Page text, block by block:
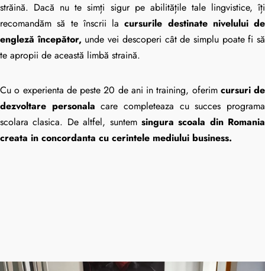
străină. Dacă nu te simți sigur pe abilitățile tale lingvistice, îți
recomandăm să te înscrii lacursurile destinate nivelului de
engleză începător, unde vei descoperi cât de simplu poate fi să
te apropii de această limbă straină.
Cu o experienta de peste 20 de ani in training, oferim cursuri de
dezvoltare personala care completeaza cu succes programa
scolara clasica. De altfel, suntem singura scoala din Romania
creata in concordanta cu cerintele mediului business.